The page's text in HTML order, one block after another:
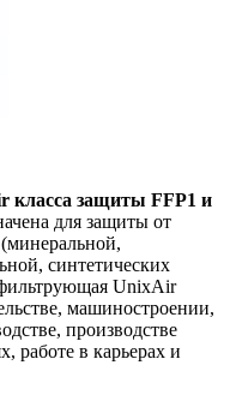
класса защиты FFP1 и
для защиты от
синтетических
UnixAir
машиностроении,
производстве
работе в карьерах и